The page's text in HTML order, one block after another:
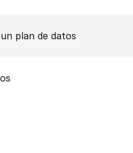
plan de datos